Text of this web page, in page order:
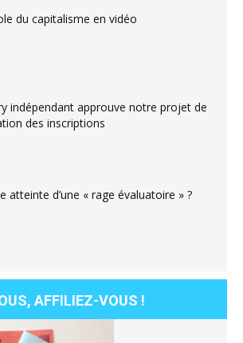
du capitalisme en vidéo
indépendant approuve notre projet de
des inscriptions
atteinte d’une « rage évaluatoire » ?
AFFILIEZ-VOUS !